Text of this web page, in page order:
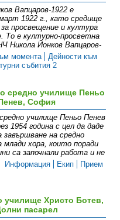
Вапцаров-1922 е
1922 г., като средище
просвещение и култура
То е културно-просветна
Никола Йонков Вапцаров-
момента
Дейности към
събития 2
средно училище Пеньо
София
училище Пеньо Пенев
1954 година с цел да даде
завършване на средно
млади хора, които поради
са започнали работа и не
Информация
Екип Прием
училище Христо Ботев,
пасарел